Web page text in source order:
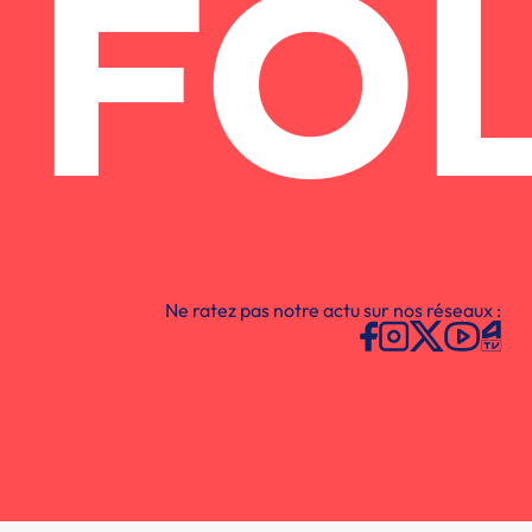
Ne ratez pas notre actu sur nos réseaux :